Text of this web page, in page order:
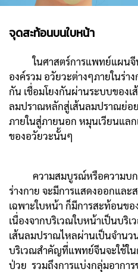
จุดสะท้อนบนใบหน้า
ในศาสตร์การแพทย์แผนจีน
องค์รวม อวัยวะต่างๆภายในร่
กัน เชื่อมโยงกันผ่านระบบของ
ลมปราณหลักสู่เส้นลมปราณย่อ
ภายในสู่ภายนอก หมุนเวียนแล
ของอวัยวะนั้นๆ
ความสมบูรณ์หรือความบกพ
ร่างกาย จะมีการแสดงออกแล
เฉพาะใบหน้า ก็มีการสะท้อนข
เนื่องจากบริเวณใบหน้าเป็นบริ
เส้นลมปราณไหลผ่านเป็นจำนว
บริเวณสำคัญที่แพทย์จีนจะใช้ใน
ป่วย รวมถึงการแบ่งกลุ่มอาการ